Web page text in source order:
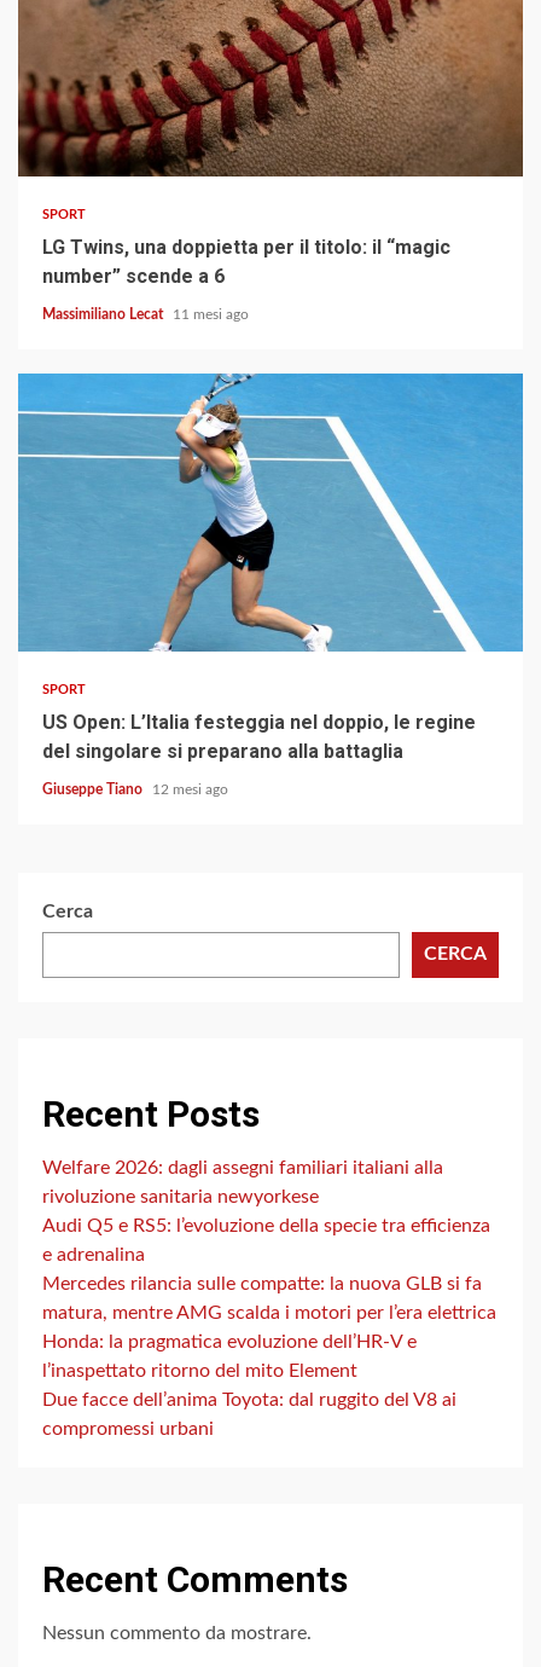
3 min read
SPORT
LG Twins, una doppietta per il titolo: il “magic
number” scende a 6
Massimiliano Lecat 11 mesi ago
SPORT
US Open: L’Italia festeggia nel doppio, le regine
del singolare si preparano alla battaglia
Giuseppe Tiano 12 mesi ago
Cerca
CERCA
Recent Posts
Welfare 2026: dagli assegni familiari italiani alla
rivoluzione sanitaria newyorkese
Audi Q5 e RS5: l’evoluzione della specie tra efficienza
e adrenalina
Mercedes rilancia sulle compatte: la nuova GLB si fa
matura, mentre AMG scalda i motori per l’era elettrica
Honda: la pragmatica evoluzione dell’HR-V e
l’inaspettato ritorno del mito Element
Due facce dell’anima Toyota: dal ruggito del V8 ai
compromessi urbani
Recent Comments
Nessun commento da mostrare.